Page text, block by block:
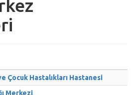
Çocuk Hastalıkları Hastanesi
Merkezi